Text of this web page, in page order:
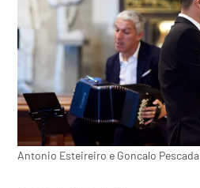
Antonio Esteireiro e Goncalo Pescada